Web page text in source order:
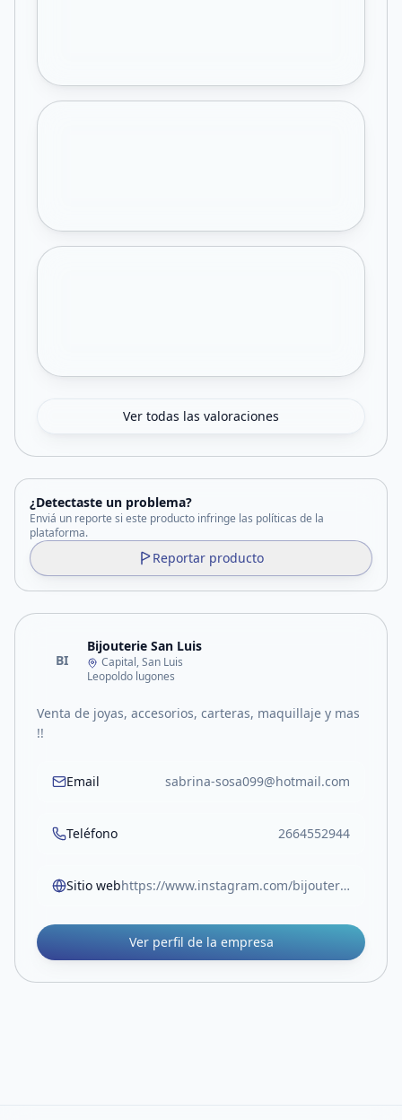
Ver todas las valoraciones
¿Detectaste un problema?
Enviá un reporte si este producto infringe las políticas de la
plataforma.
Reportar producto
BI
Bijouterie San Luis
Capital, San Luis
Leopoldo lugones
Venta de joyas, accesorios, carteras, maquillaje y mas
!!
Email sabrina-sosa099@hotmail.com
Teléfono 2664552944
Sitio web https://www.instagram.com/bijouteriesanluis?igsh=NG9qYTl6M2VmbG9x
Ver perfil de la empresa